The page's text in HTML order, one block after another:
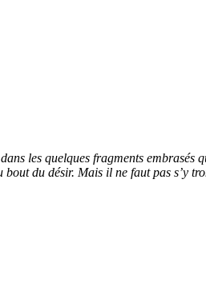
les quelques fragments
du désir. Mais il ne faut pas s’y